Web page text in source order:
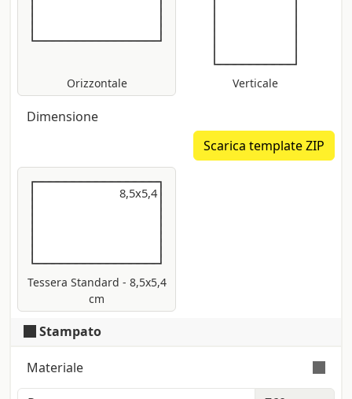
Orizzontale Verticale
Dimensione
Scarica template ZIP
8,5x5,4
8,5x5,4
Tessera Standard - 8,5x5,4
cm
Stampato
Materiale